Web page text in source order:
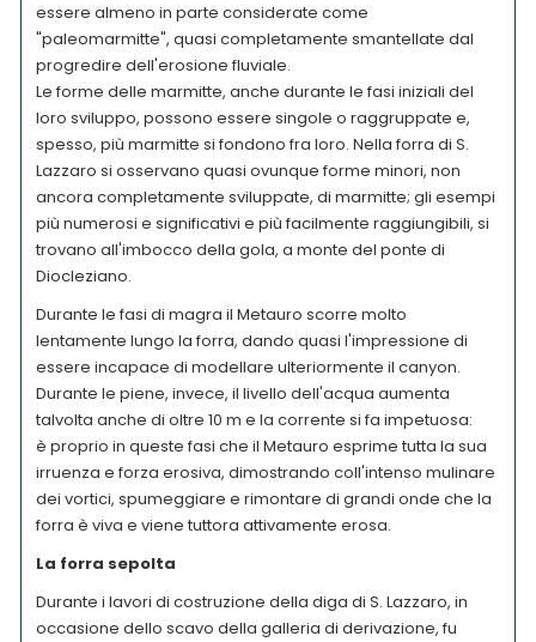
essere almeno in parte considerate come
"paleomarmitte", quasi completamente smantellate dal
progredire dell'erosione fluviale.
Le forme delle marmitte, anche durante le fasi iniziali del
loro sviluppo, possono essere singole o raggruppate e,
spesso, più marmitte si fondono fra loro. Nella forra di S.
Lazzaro si osservano quasi ovunque forme minori, non
ancora completamente sviluppate, di marmitte; gli esempi
più numerosi e significativi e più facilmente raggiungibili, si
trovano all'imbocco della gola, a monte del ponte di
Diocleziano.
Durante le fasi di magra il Metauro scorre molto
lentamente lungo la forra, dando quasi l'impressione di
essere incapace di modellare ulteriormente il canyon.
Durante le piene, invece, il livello dell'acqua aumenta
talvolta anche di oltre 10 m e la corrente si fa impetuosa:
è proprio in queste fasi che il Metauro esprime tutta la sua
irruenza e forza erosiva, dimostrando coll'intenso mulinare
dei vortici, spumeggiare e rimontare di grandi onde che la
forra è viva e viene tuttora attivamente erosa.
La forra sepolta
Durante i lavori di costruzione della diga di S. Lazzaro, in
occasione dello scavo della galleria di derivazione, fu